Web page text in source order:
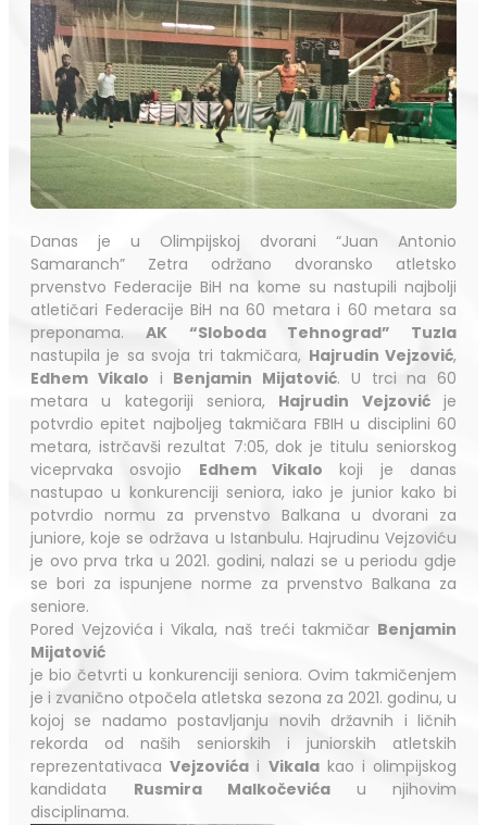
Danas je u Olimpijskoj dvorani “Juan Antonio
Samaranch” Zetra održano dvoransko atletsko
prvenstvo Federacije BiH na kome su nastupili najbolji
atletičari Federacije BiH na 60 metara i 60 metara sa
preponama.AK “Sloboda Tehnograd” Tuzla
nastupila je sa svoja tri takmičara, Hajrudin Vejzović,
Edhem Vikalo i Benjamin Mijatović. U trci na 60
metara u kategoriji seniora, Hajrudin Vejzovićje
potvrdio epitet najboljeg takmičara FBIH u disciplini 60
metara, istrčavši rezultat 7:05, dok je titulu seniorskog
viceprvaka osvojio Edhem Vikalo koji je danas
nastupao u konkurenciji seniora, iako je junior kako bi
potvrdio normu za prvenstvo Balkana u dvorani za
juniore, koje se održava u Istanbulu. Hajrudinu Vejzoviću
je ovo prva trka u 2021. godini, nalazi se u periodu gdje
se bori za ispunjene norme za prvenstvo Balkana za
seniore.
Pored Vejzovića i Vikala, naš treći takmičar Benjamin
Mijatović
je bio četvrti u konkurenciji seniora. Ovim takmičenjem
je i zvanično otpočela atletska sezona za 2021. godinu, u
kojoj se nadamo postavljanju novih državnih i ličnih
rekorda od naših seniorskih i juniorskih atletskih
reprezentativacaVejzovića i Vikalakao i olimpijskog
kandidata Rusmira Malkočevića u njihovim
disciplinama.